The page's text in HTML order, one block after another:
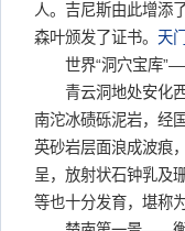
人。吉尼斯由此增添
森叶颁发了证书。 天
世界“洞穴宝库
青云洞地处安化西
南沱冰碛砾泥岩，经
英砂岩层面浪成波痕
呈，放射状石钟乳及
等也十分发育，堪称